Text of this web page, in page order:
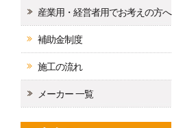
産業用・経営者用でお考えの方へ
補助金制度
施工の流れ
メーカー 一覧